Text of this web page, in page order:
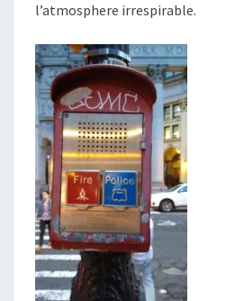
l’atmosphere irrespirable.